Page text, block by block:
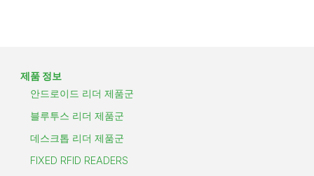
제품 정보
안드로이드 리더 제품군
블루투스 리더 제품군
데스크톱 리더 제품군
FIXED RFID READERS